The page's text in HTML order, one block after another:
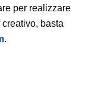
per realizzare
creativo, basta
.